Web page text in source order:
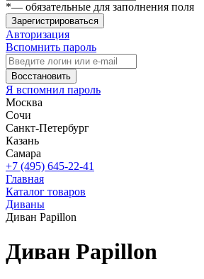
*— обязательные для заполнения поля
Зарегистрироваться
Авторизация
Вспомнить пароль
Восстановить
Я вспомнил пароль
Москва
Сочи
Санкт-Петербург
Казань
Самара
+7 (495) 645-22-41
Главная
Каталог товаров
Диваны
Диван Papillon
Диван Papillon